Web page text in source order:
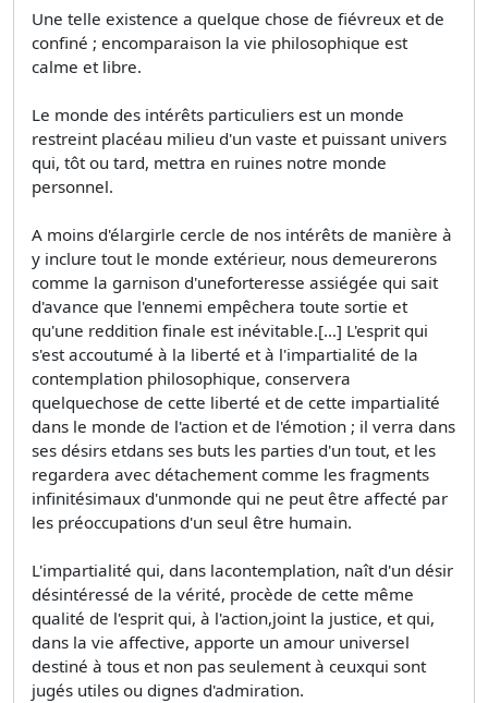
Une telle existence a quelque chose de fiévreux et de
confiné ; encomparaison la vie philosophique est
calme et libre.
Le monde des intérêts particuliers est un monde
restreint placéau milieu d'un vaste et puissant univers
qui, tôt ou tard, mettra en ruines notre monde
personnel.
A moins d'élargirle cercle de nos intérêts de manière à
y inclure tout le monde extérieur, nous demeurerons
comme la garnison d'uneforteresse assiégée qui sait
d'avance que l'ennemi empêchera toute sortie et
qu'une reddition finale est inévitable.[…] L'esprit qui
s'est accoutumé à la liberté et à l'impartialité de la
contemplation philosophique, conservera
quelquechose de cette liberté et de cette impartialité
dans le monde de l'action et de l'émotion ; il verra dans
ses désirs etdans ses buts les parties d'un tout, et les
regardera avec détachement comme les fragments
infinitésimaux d'unmonde qui ne peut être affecté par
les préoccupations d'un seul être humain.
L'impartialité qui, dans lacontemplation, naît d'un désir
désintéressé de la vérité, procède de cette même
qualité de l'esprit qui, à l'action,joint la justice, et qui,
dans la vie affective, apporte un amour universel
destiné à tous et non pas seulement à ceuxqui sont
jugés utiles ou dignes d'admiration.